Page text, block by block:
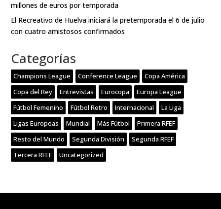
millones de euros por temporada
El Recreativo de Huelva iniciará la pretemporada el 6 de julio
con cuatro amistosos confirmados
Categorías
Champions League Conference League
Copa América
Copa del Rey
Entrevistas Eurocopa
Europa League
Fútbol Femenino
Fútbol Retro Internacional
La Liga
Ligas Europeas
Mundial Más Fútbol
Primera RFEF
Resto del Mundo
Segunda División
Segunda RFEF
Tercera RFEF
Uncategorized